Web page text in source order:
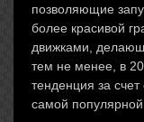
позволяющие
более красивой
движками,
тем не менее, в
тенденция за
самой